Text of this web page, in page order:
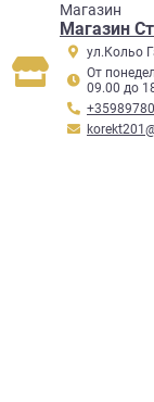
Mагазин
Магазин
ул.Кольо
От
09.00 до